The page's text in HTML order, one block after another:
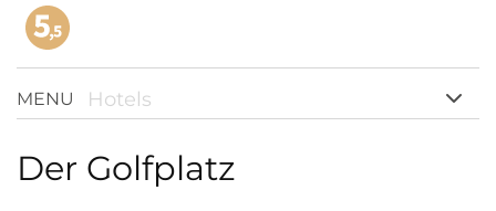
MENU Hotels
Der Golfplatz